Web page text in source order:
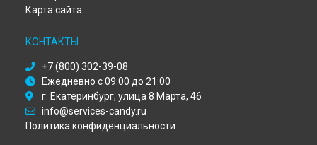
Ремонт кухонной плиты CCG 5500 PW Candy в
Ремонт кухонной плиты CCG 5500 PW Candy в
Ремонт кухонной плиты CCG 5500 PW Candy в
Ремонт кухонной плиты CCG 5500 PW Candy в
Ремонт кухонной плиты CCG 5500 PW Candy в
Челнах
Ремонт кухонной плиты CCG 5500 PW Candy в
Карта сайта
КОНТАКТЫ
+7 (800) 302-39-08
Ежедневно с 09:00 до 21:00
г. Екатеринбург, улица 8 Марта, 46
info@services-candy.ru
Политика конфиденциальности